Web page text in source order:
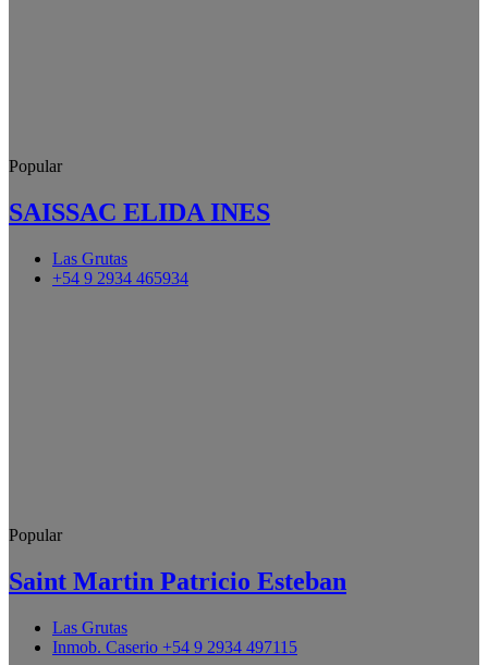
Popular
SAISSAC ELIDA INES
Las Grutas
+54 9 2934 465934
Popular
Saint Martin Patricio Esteban
Las Grutas
Inmob. Caserio +54 9 2934 497115